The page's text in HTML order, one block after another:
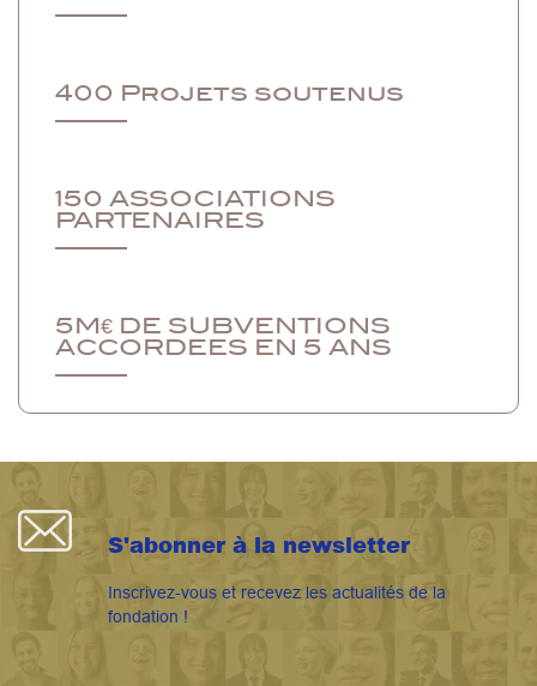
400 Projets soutenus
150 ASSOCIATIONS
PARTENAIRES
5M€ DE SUBVENTIONS
ACCORDEES EN 5 ANS
S'abonner à la newsletter
Inscrivez-vous et recevez les actualités de la
fondation !